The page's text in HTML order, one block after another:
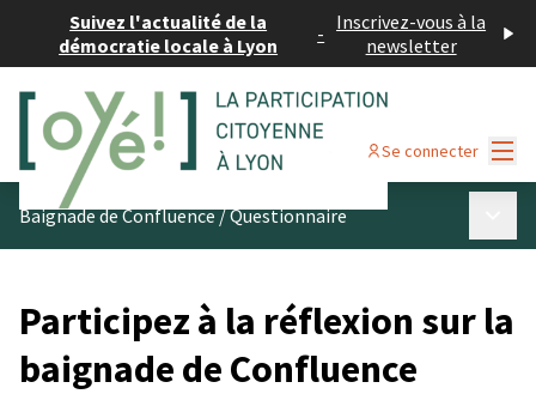
Suivez l'actualité de la
démocratie locale à Lyon
- Inscrivez-vous à la
newsletter
Se connecter
Baignade de Confluence/Questionnaire
Participez à la réflexion sur la
baignade de Confluence